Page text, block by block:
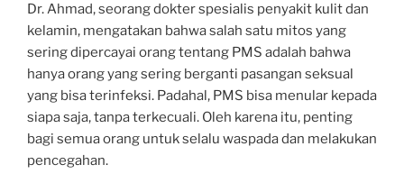
Dr. Ahmad, seorang dokter spesialis penyakit kulit dan
kelamin, mengatakan bahwa salah satu mitos yang
sering dipercayai orang tentang PMS adalah bahwa
hanya orang yang sering berganti pasangan seksual
yang bisa terinfeksi. Padahal, PMS bisa menular kepada
siapa saja, tanpa terkecuali. Oleh karena itu, penting
bagi semua orang untuk selalu waspada dan melakukan
pencegahan.